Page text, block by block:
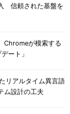
信頼された基盤を
Chromeが模索する
ート」
リアルタイム異言語
ム設計の工夫